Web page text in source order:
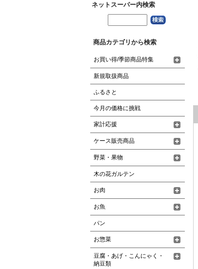
ネットスーパー内検索
商品カテゴリから検索
お買い得/季節商品特集
新規取扱商品
ふるさと
今月の価格に挑戦
家計応援
ケース販売商品
野菜・果物
木の花ガルテン
お肉
お魚
パン
お惣菜
豆腐・あげ・こんにゃく・
納豆類